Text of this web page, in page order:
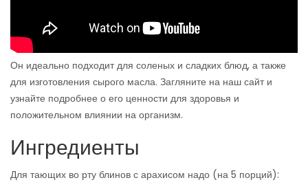
Он идеально подходит для соленых и сладких блюд, а также
для изготовления сырого масла. Загляните на наш сайт и
узнайте подробнее о его ценности для здоровья и
положительном влиянии на организм.
Ингредиенты
Для тающих во рту блинов с арахисом надо (на 5 порций):